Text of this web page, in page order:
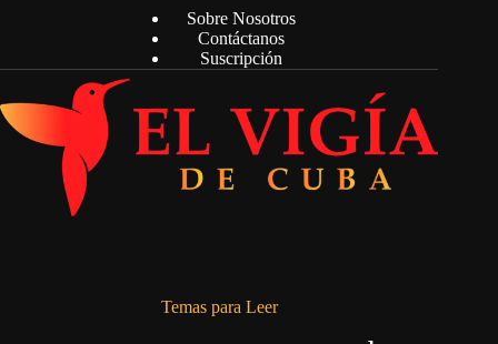
Sobre Nosotros
Contáctanos
Suscripción
Temas para Leer